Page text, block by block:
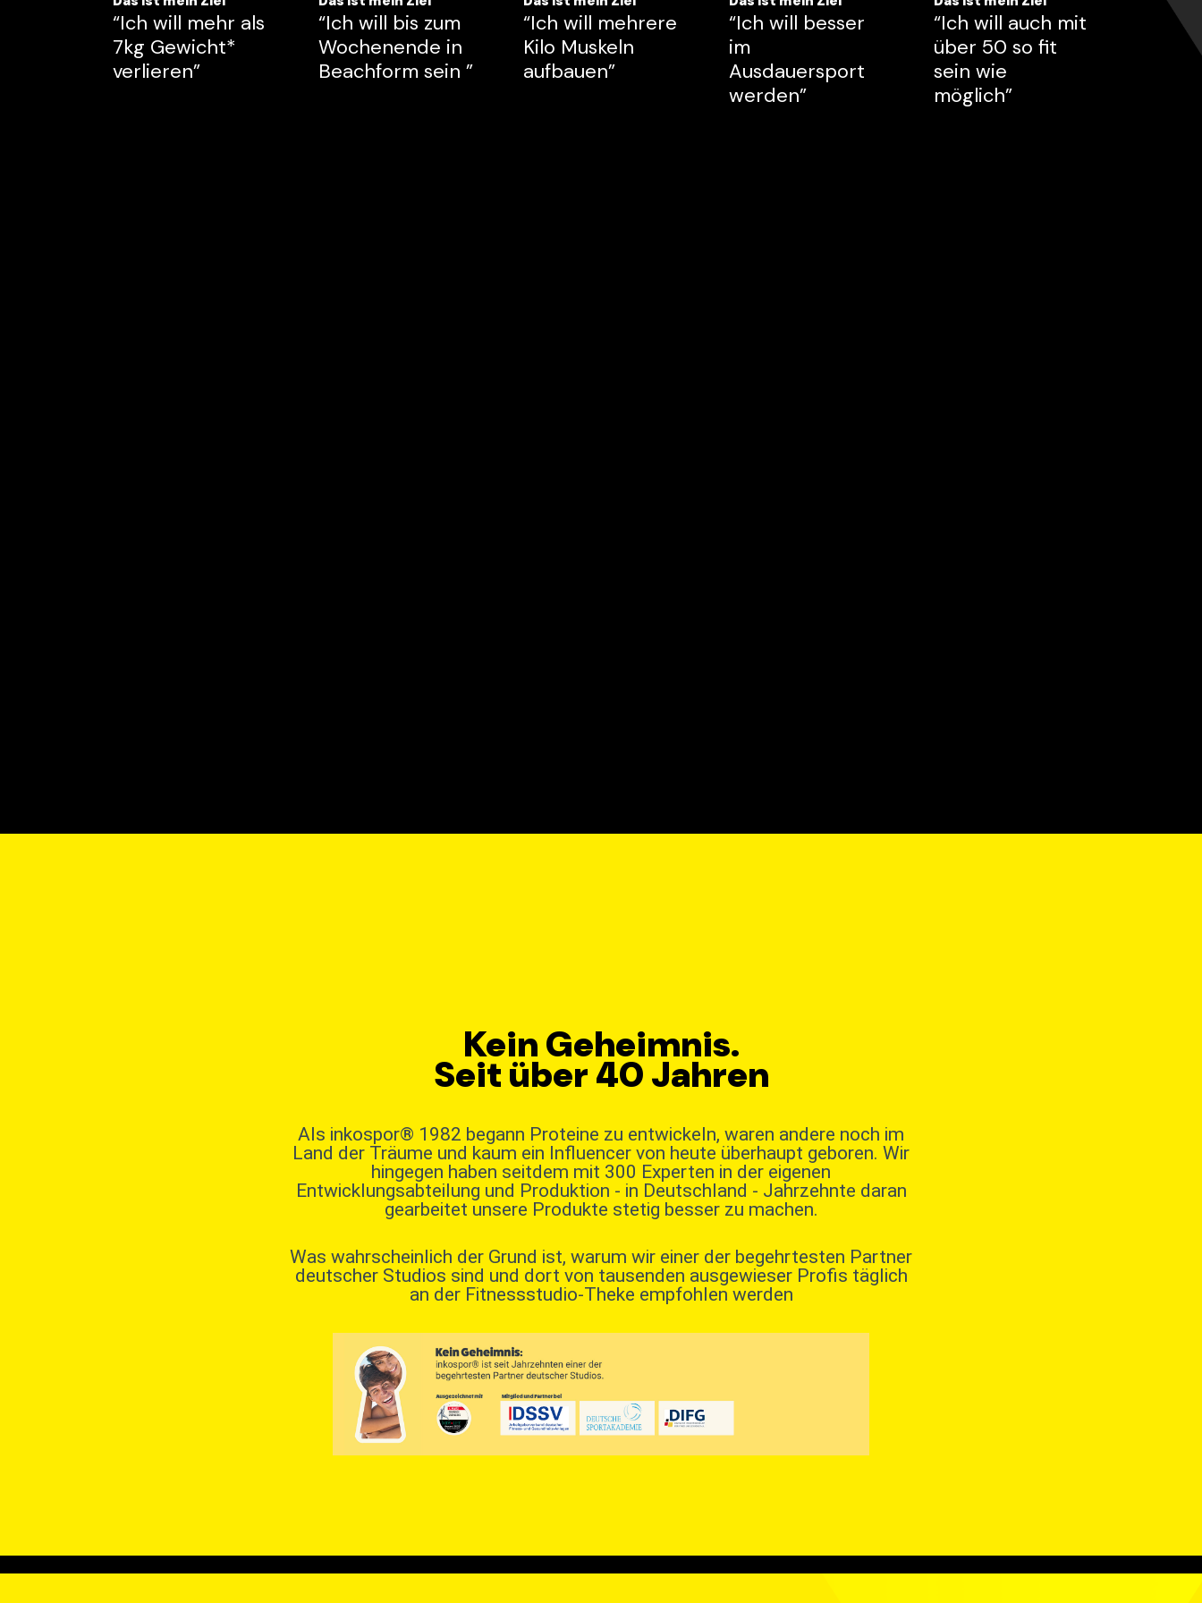
“Ich will mehr als
7kg Gewicht*
verlieren”
“Ich will bis zum
Wochenende in
Beachform sein ”
“Ich will mehrere
Kilo Muskeln
aufbauen”
“Ich will besser
im
Ausdauersport
werden”
“Ich will auch mit
über 50 so fit
sein wie
möglich”
Kein Geheimnis.
Seit über 40 Jahren
Als inkospor® 1982 begann Proteine zu entwickeln, waren andere noch im
Land der Träume und kaum ein Influencer von heute überhaupt geboren. Wir
hingegen haben seitdem mit 300 Experten in der eigenen
Entwicklungsabteilung und Produktion - in Deutschland - Jahrzehnte daran
gearbeitet unsere Produkte stetig besser zu machen.
Was wahrscheinlich der Grund ist, warum wir einer der begehrtesten Partner
deutscher Studios sind und dort von tausenden ausgewieser Profis täglich
an der Fitnessstudio-Theke empfohlen werden